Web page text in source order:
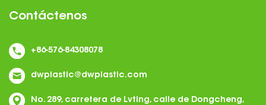
Contáctenos
+86-576-84308078
dwplastic@dwplastic.com
No. 289, carretera de Lvting, calle de Dongcheng,